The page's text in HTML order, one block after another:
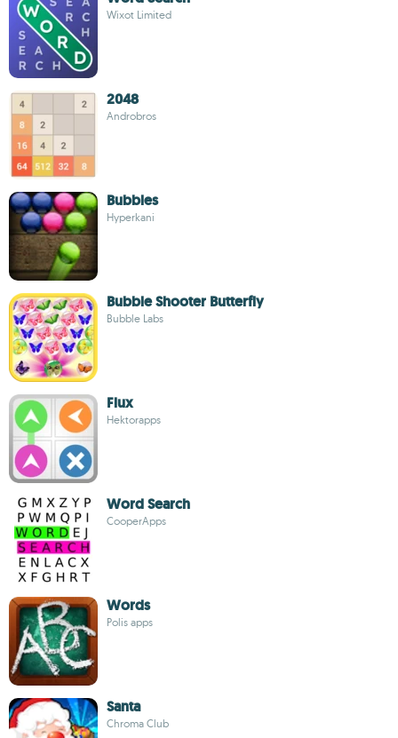
Wixot Limited
2048
Androbros
Bubbles
Hyperkani
Bubble Shooter Butterfly
Bubble Labs
Flux
Hektorapps
Word Search
CooperApps
Words
Polis apps
Santa
Chroma Club